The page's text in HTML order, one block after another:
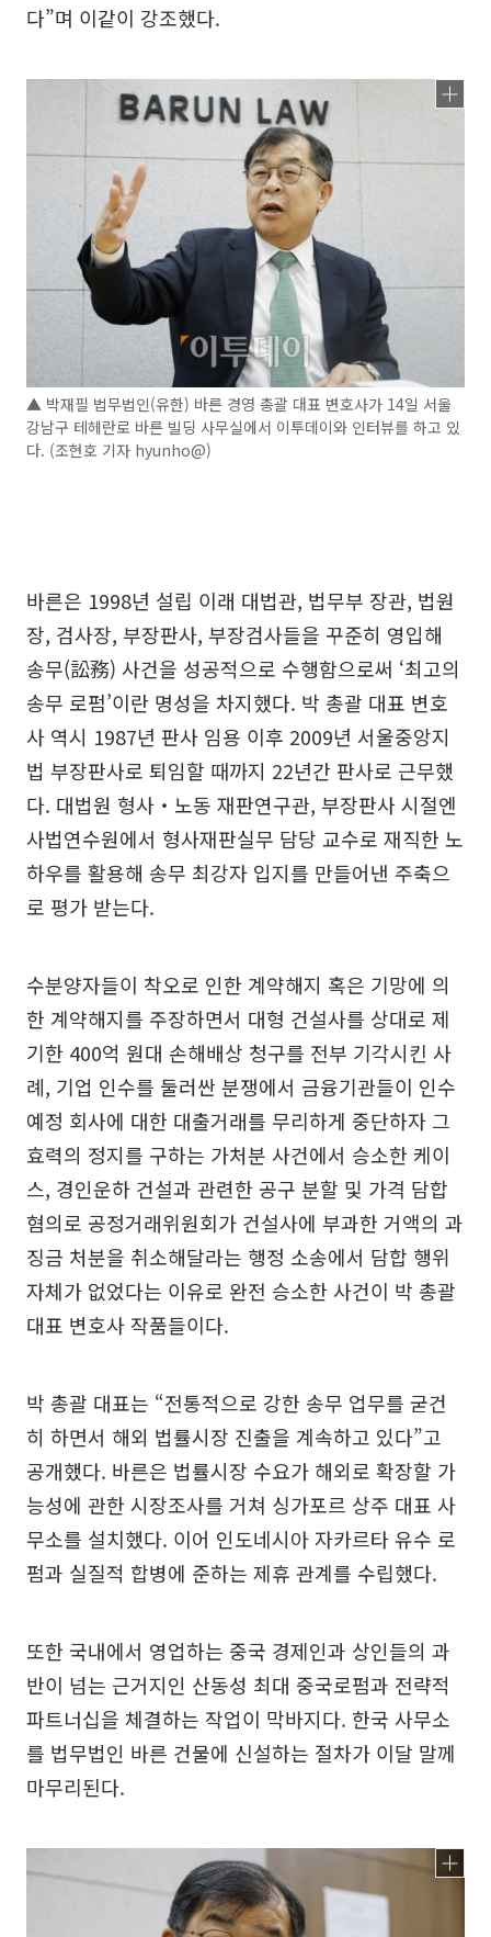
다”며 이같이 강조했다.
▲ 박재필 법무법인(유한) 바른 경영 총괄 대표 변호사가 14일 서울
강남구 테헤란로 바른 빌딩 사무실에서 이투데이와 인터뷰를 하고 있
다. (조현호 기자 hyunho@)
바른은 1998년 설립 이래 대법관, 법무부 장관, 법원
장, 검사장, 부장판사, 부장검사들을 꾸준히 영입해
송무(訟務) 사건을 성공적으로 수행함으로써 ‘최고의
송무 로펌’이란 명성을 차지했다. 박 총괄 대표 변호
사 역시 1987년 판사 임용 이후 2009년 서울중앙지
법 부장판사로 퇴임할 때까지 22년간 판사로 근무했
다. 대법원 형사‧노동 재판연구관, 부장판사 시절엔
사법연수원에서 형사재판실무 담당 교수로 재직한 노
하우를 활용해 송무 최강자 입지를 만들어낸 주축으
로 평가 받는다.
수분양자들이 착오로 인한 계약해지 혹은 기망에 의
한 계약해지를 주장하면서 대형 건설사를 상대로 제
기한 400억 원대 손해배상 청구를 전부 기각시킨 사
례, 기업 인수를 둘러싼 분쟁에서 금융기관들이 인수
예정 회사에 대한 대출거래를 무리하게 중단하자 그
효력의 정지를 구하는 가처분 사건에서 승소한 케이
스, 경인운하 건설과 관련한 공구 분할 및 가격 담합
혐의로 공정거래위원회가 건설사에 부과한 거액의 과
징금 처분을 취소해달라는 행정 소송에서 담합 행위
자체가 없었다는 이유로 완전 승소한 사건이 박 총괄
대표 변호사 작품들이다.
박 총괄 대표는 “전통적으로 강한 송무 업무를 굳건
히 하면서 해외 법률시장 진출을 계속하고 있다”고
공개했다. 바른은 법률시장 수요가 해외로 확장할 가
능성에 관한 시장조사를 거쳐 싱가포르 상주 대표 사
무소를 설치했다. 이어 인도네시아 자카르타 유수 로
펌과 실질적 합병에 준하는 제휴 관계를 수립했다.
또한 국내에서 영업하는 중국 경제인과 상인들의 과
반이 넘는 근거지인 산동성 최대 중국로펌과 전략적
파트너십을 체결하는 작업이 막바지다. 한국 사무소
를 법무법인 바른 건물에 신설하는 절차가 이달 말께
마무리된다.